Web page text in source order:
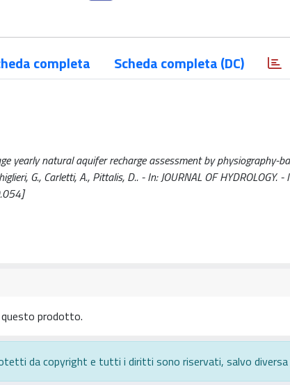
completa Scheda completa (DC)
yearly natural aquifer recharge assessment by physiography-
G., Carletti, A., Pittalis, D.. - In: JOURNAL OF
prodotto.
da copyright e tutti i diritti sono riservati, salvo diversa